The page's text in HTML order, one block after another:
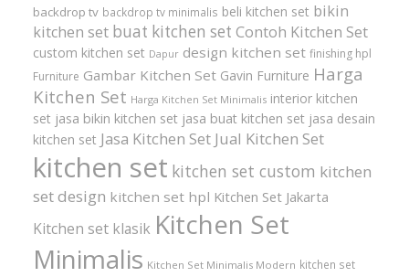
backdrop tv backdrop tv minimalis beli kitchen set bikin
kitchen set buat kitchen set Contoh Kitchen Set
custom kitchen set Dapur design kitchen set finishing hpl
Furniture Gambar Kitchen Set Gavin Furniture Harga
Kitchen Set Harga Kitchen Set Minimalis interior kitchen
set jasa bikin kitchen set jasa buat kitchen set jasa desain
kitchen set Jasa Kitchen Set Jual Kitchen Set
kitchen set kitchen set custom kitchen
set design kitchen set hpl Kitchen Set Jakarta
Kitchen set klasik Kitchen Set
Minimalis Kitchen Set Minimalis Modern kitchen set